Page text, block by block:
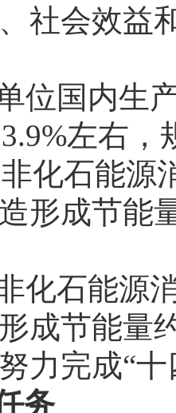
社会效益
位国内生
左右
化石能源
形成节能
化石能源
成节能量
力完成“
务